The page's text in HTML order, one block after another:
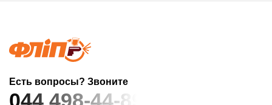
Есть вопросы? Звоните
044 498-44-89